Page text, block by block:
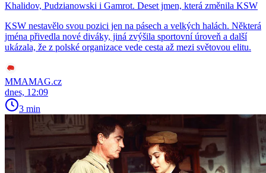
Khalidov, Pudzianowski i Gamrot. Deset jmen, která změnila KSW
KSW nestavělo svou pozici jen na pásech a velkých halách. Některá
jména přivedla nové diváky, jiná zvýšila sportovní úroveň a další
ukázala, že z polské organizace vede cesta až mezi světovou elitu.
MMAMAG.cz
dnes, 12:09
3 min